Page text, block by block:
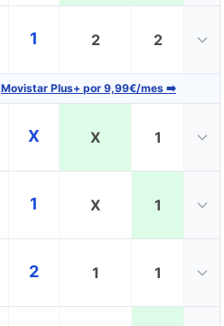
1 2 2
Movistar Plus+ por 9,99€/mes ➡️
X X 1
1 X 1
2 1 1